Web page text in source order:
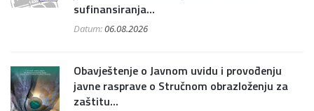
sufinansiranja...
Datum:06.08.2026
Obavještenje o Javnom uvidu i provođenju
javne rasprave o Stručnom obrazloženju za
zaštitu...